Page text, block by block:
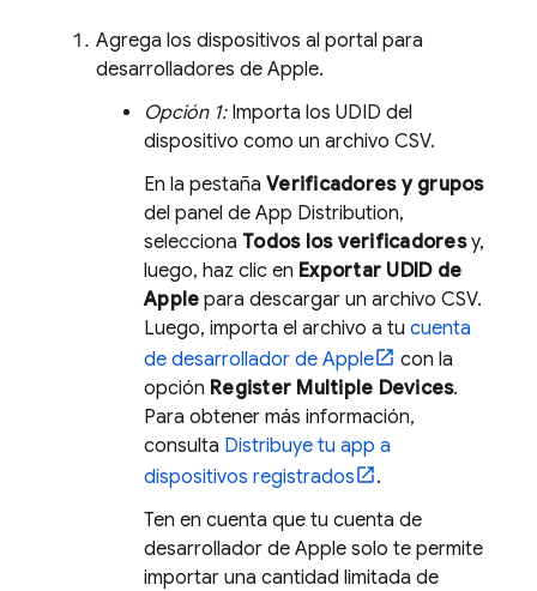
Agrega los dispositivos al portal para
desarrolladores de Apple.
Opción 1: Importa los UDID del
dispositivo como un archivo CSV.
En la pestaña Verificadores y grupos
del panel de App Distribution,
selecciona Todos los verificadoresy,
luego, haz clic en Exportar UDID de
Apple para descargar un archivo CSV.
Luego, importa el archivo a tu cuenta
de desarrollador de Apple
con la
opción Register Multiple Devices.
Para obtener más información,
consulta Distribuye tu app a
dispositivos registrados
.
Ten en cuenta que tu cuenta de
desarrollador de Apple solo te permite
importar una cantidad limitada de